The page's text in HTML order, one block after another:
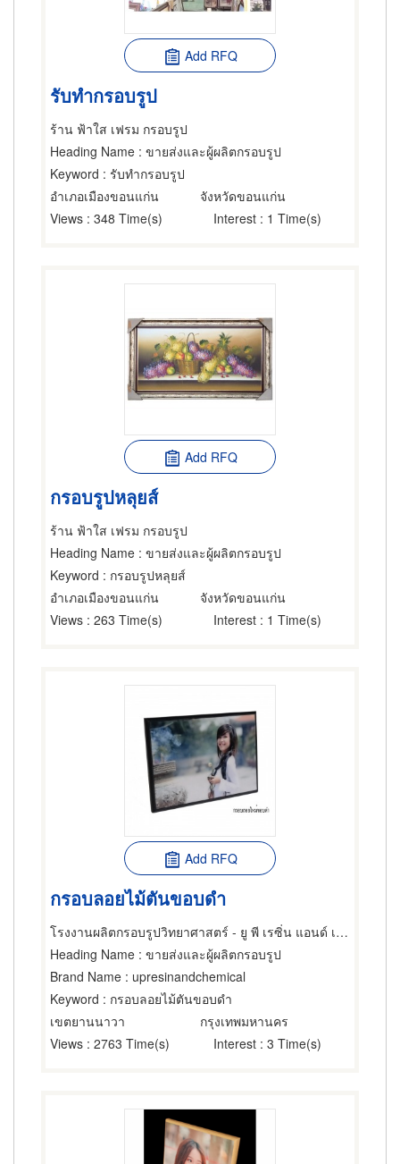
Add RFQ
รับทำกรอบรูป
ร้าน ฟ้าใส เฟรม กรอบรูป
Heading Name : ขายส่งและผู้ผลิตกรอบรูป
Keyword : รับทำกรอบรูป
อำเภอเมืองขอนแก่น
จังหวัดขอนแก่น
Views : 348 Time(s) Interest : 1 Time(s)
Add RFQ
กรอบรูปหลุยส์
ร้าน ฟ้าใส เฟรม กรอบรูป
Heading Name : ขายส่งและผู้ผลิตกรอบรูป
Keyword : กรอบรูปหลุยส์
อำเภอเมืองขอนแก่น
จังหวัดขอนแก่น
Views : 263 Time(s) Interest : 1 Time(s)
Add RFQ
กรอบลอยไม้ตันขอบดำ
โรงงานผลิตกรอบรูปวิทยาศาสตร์ - ยู พี เรซิ่น แอนด์ เคมีคอล
Heading Name : ขายส่งและผู้ผลิตกรอบรูป
Brand Name : upresinandchemical
Keyword : กรอบลอยไม้ตันขอบดำ
เขตยานนาวา
กรุงเทพมหานคร
Views : 2763 Time(s) Interest : 3 Time(s)